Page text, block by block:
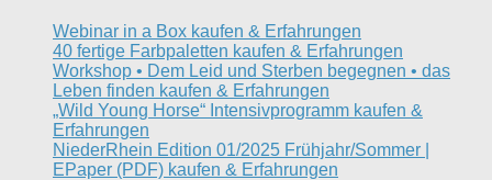
Webinar in a Box kaufen & Erfahrungen
40 fertige Farbpaletten kaufen & Erfahrungen
Workshop • Dem Leid und Sterben begegnen • das
Leben finden kaufen & Erfahrungen
„Wild Young Horse“ Intensivprogramm kaufen &
Erfahrungen
NiederRhein Edition 01/2025 Frühjahr/Sommer |
EPaper (PDF) kaufen & Erfahrungen